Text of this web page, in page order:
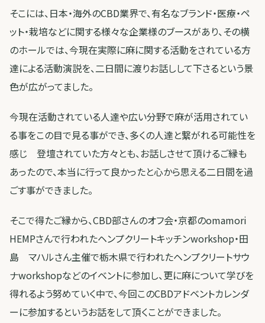
そこには、日本・海外のCBD業界で、有名なブランド・医療・ペ
ット・栽培などに関する様々な企業様のブースがあり、その横
のホールでは、今現在実際に麻に関する活動をされている方
達による活動演説を、二日間に渡りお話しして下さるという景
色が広がってました。
今現在活動されている人達や広い分野で麻が活用されてい
る事をこの目で見る事ができ、多くの人達と繋がれる可能性を
感じ 登壇されていた方々とも、お話しさせて頂けるご縁も
あったので、本当に行って良かったと心から思える二日間を過
ごす事ができました。
そこで得たご縁から、CBD部さんのオフ会・京都のomamori
HEMPさんで行われたヘンプクリートキッチンworkshop・田
島 マハルさん主催で栃木県で行われたヘンプクリートサウ
ナworkshopなどのイベントに参加し、更に麻について学びを
得れるよう努めていく中で、今回このCBDアドベントカレンダ
ーに参加するというお話をして頂くことができました。